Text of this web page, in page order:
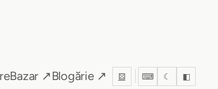
Bazar ↗ Blogărie ↗ ⚄ ⌨ ☾ ◧